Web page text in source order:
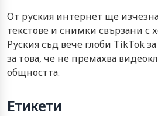
От руския интернет ще
текстове и снимки свързани с
Руския съд вече глоби TikTok
за това, че не премахва
общността.
Етикети